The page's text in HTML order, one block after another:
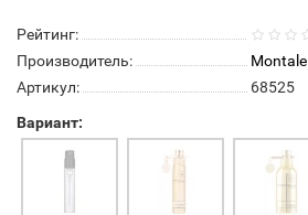
Рейтинг:
Производитель:
Montale
Артикул:
68525
Вариант: